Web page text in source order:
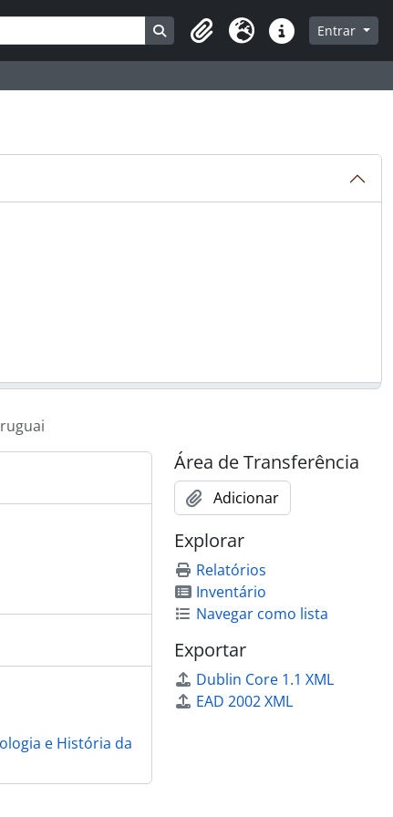
Busque na página de navegação
Clipboard
Idioma Atalhos Entrar
e História da
Área de Transferência
Adicionar
Explorar
Relatórios
Inventário
Navegar como lista
Exportar
Dublin Core 1.1 XML
EAD 2002 XML